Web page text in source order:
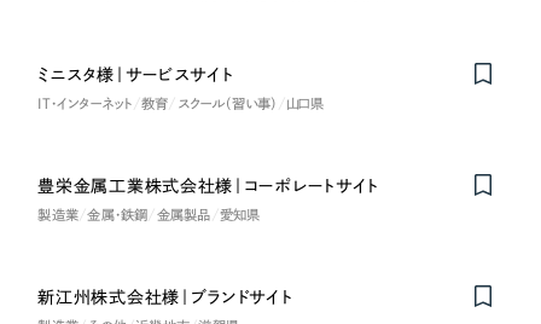
ミニスタ様｜サービスサイト
IT・インターネット 教育 スクール（習い事） 山口県
豊栄金属工業株式会社様｜コーポレートサイト
製造業 金属・鉄鋼 金属製品 愛知県
新江州株式会社様｜ブランドサイト